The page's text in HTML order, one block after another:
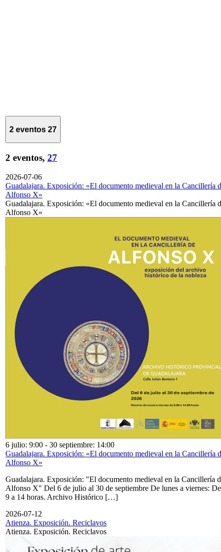
2 eventos 27
2 eventos, 27
2026-07-06
Guadalajara. Exposición: «El documento medieval en la Cancillería
Alfonso X»
Guadalajara. Exposición: «El documento medieval en la Cancillería
Alfonso X»
6 julio: 9:00 - 30 septiembre: 14:00
Guadalajara. Exposición: «El documento medieval en la Cancillería
Alfonso X»
Guadalajara. Exposición: "El documento medieval en la Cancillería
Alfonso X" Del 6 de julio al 30 de septiembre De lunes a viernes: De
9 a 14 horas. Archivo Histórico […]
2026-07-12
Atienza. Exposición. Reciclavos
Atienza. Exposición. Reciclavos